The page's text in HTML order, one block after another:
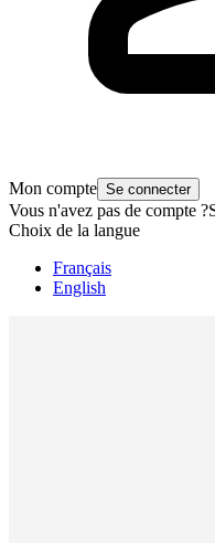
Mon compte Se connecter
Vous n'avez pas de compte ?
Choix de la langue
Français
English